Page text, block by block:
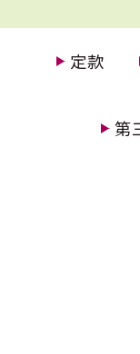
定款
第